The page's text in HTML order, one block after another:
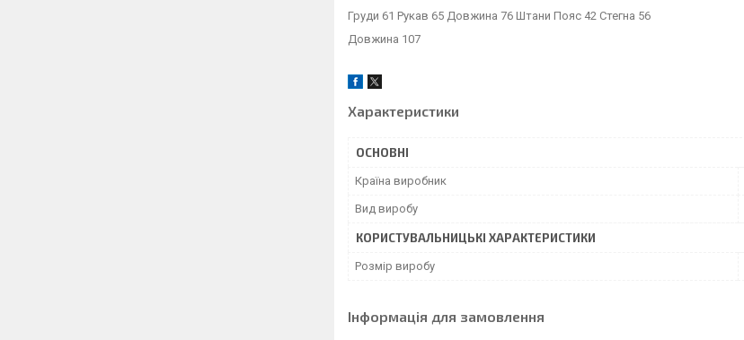
Груди 61 Рукав 65 Довжина 76 Штани Пояс 42 Стегна 56
Довжина 107
Характеристики
ОСНОВНІ
Країна виробник
Вид виробу
КОРИСТУВАЛЬНИЦЬКІ ХАРАКТЕРИСТИКИ
Розмір виробу
Інформація для замовлення